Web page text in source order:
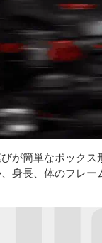
が簡単なボックス
身長、体のフレー